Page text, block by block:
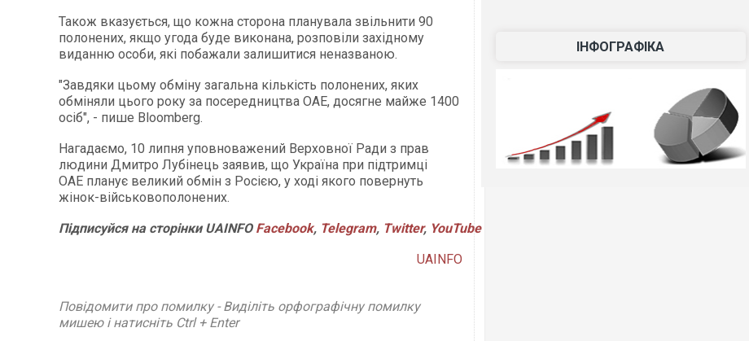
Також вказується, що кожна сторона планувала звільнити 90
полонених, якщо угода буде виконана, розповіли західному
виданню особи, які побажали залишитися неназваною.
"Завдяки цьому обміну загальна кількість полонених, яких
обміняли цього року за посередництва ОАЕ, досягне майже 1400
осіб", - пише Bloomberg.
Нагадаємо, 10 липня уповноважений Верховної Ради з прав
людини Дмитро Лубінець заявив, що Україна при підтримці
ОАЕ планує великий обмін з Росією, у ході якого повернуть
жінок-військовополонених.
Підписуйся на сторінки UAINFO Facebook, Telegram, Twitter, YouTube
UAINFO
Повідомити про помилку - Виділіть орфографічну помилку
мишею і натисніть Ctrl + Enter
ІНФОГРАФІКА